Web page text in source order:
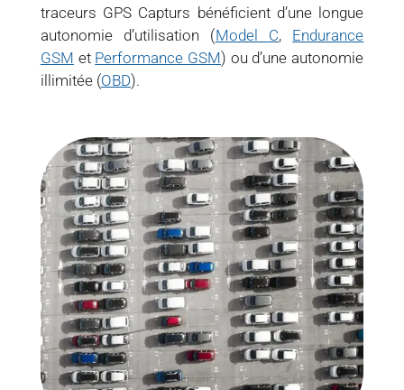
traceurs GPS Capturs bénéficient d’une longue
autonomie d’utilisation (Model C, Endurance
GSM et Performance GSM) ou d’une autonomie
illimitée (OBD).